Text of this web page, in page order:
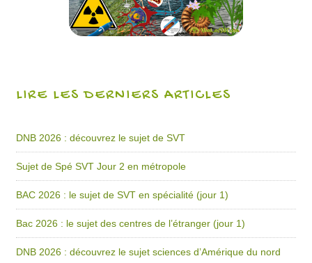
LIRE LES DERNIERS ARTICLES
DNB 2026 : découvrez le sujet de SVT
Sujet de Spé SVT Jour 2 en métropole
BAC 2026 : le sujet de SVT en spécialité (jour 1)
Bac 2026 : le sujet des centres de l’étranger (jour 1)
DNB 2026 : découvrez le sujet sciences d’Amérique du nord